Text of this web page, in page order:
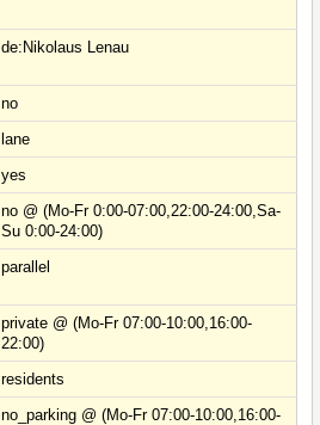
de:Nikolaus Lenau
no
lane
yes
no @ (Mo-Fr 0:00-07:00,22:00-24:00,Sa-
Su 0:00-24:00)
parallel
private @ (Mo-Fr 07:00-10:00,16:00-
22:00)
residents
no_parking @ (Mo-Fr 07:00-10:00,16:00-